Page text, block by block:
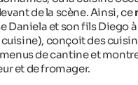
de la scène. Ainsi, ce
Daniela et son fils Diego
cuisine), conçoit des
menus de cantine et
et de fromager.